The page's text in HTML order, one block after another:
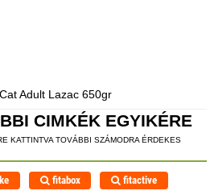
Adult Lazac 650gr
CIMKÉK EGYIKÉRE
KATTINTVA TOVÁBBI SZÁMODRA ÉRDEKES
fitabox
fitactive